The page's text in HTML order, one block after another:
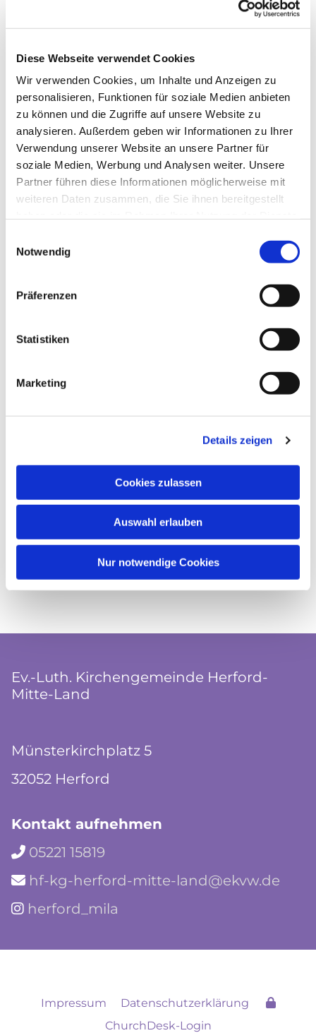
Diese Webseite verwendet Cookies
Wir verwenden Cookies, um Inhalte und Anzeigen zu
personalisieren, Funktionen für soziale Medien anbieten
zu können und die Zugriffe auf unsere Website zu
analysieren. Außerdem geben wir Informationen zu Ihrer
Verwendung unserer Website an unsere Partner für
soziale Medien, Werbung und Analysen weiter. Unsere
Partner führen diese Informationen möglicherweise mit
weiteren Daten zusammen, die Sie ihnen bereitgestellt
Notwendig
Präferenzen
Statistiken
Marketing
Details zeigen
Cookies zulassen
Auswahl erlauben
Nur notwendige Cookies
Ev.-Luth. Kirchengemeinde Herford-
Mitte-Land
Münsterkirchplatz 5
32052 Herford
Kontakt aufnehmen
 05221 15819
 hf-kg-herford-mitte-land@ekvw.de
 herford_mila
Impressum
Datenschutzerklärung
ChurchDesk-Login